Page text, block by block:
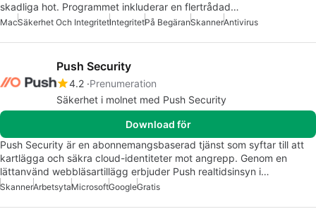
skadliga hot. Programmet inkluderar en flertrådad…
MacSäkerhet Och IntegritetIntegritetPå BegäranSkannerAntivirus
Push Security
4.2 Prenumeration
Säkerhet i molnet med Push Security
Download för
Push Security är en abonnemangsbaserad tjänst som syftar till att
kartlägga och säkra cloud-identiteter mot angrepp. Genom en
lättanvänd webbläsartillägg erbjuder Push realtidsinsyn i…
SkannerArbetsytaMicrosoftGoogleGratis